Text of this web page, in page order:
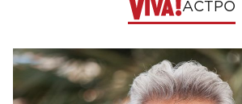
АСТРО